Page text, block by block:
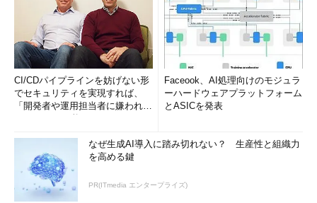
Exchange Serverを導入するためには、Active Dir
ectoryのドメインの機能レベルを上げておく必要
がある。
（1）これを選択する。
これを実行するとこのような画面が表示されるので、どちらか
の機能レベルを選択する。Windows Server 2003以上のドメイ
しておけばよいだろう。
CI/CDパイプラインを妨げない形
でセキュリティを実現すれば、
「開発者や運用担当者に嫌われな
Faceook、AI処理向けのモジュラ
ーハードウェアプラットフォーム
とASICを発表
なぜ生成AI導入に踏み切れない？ 生産性と組織力
を高める鍵
PR(ITmedia エンタープライズ)